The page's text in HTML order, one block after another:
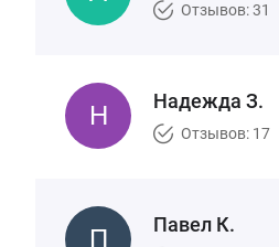
Отзывов: 31
Надежда З.
Отзывов: 17
Павел К.